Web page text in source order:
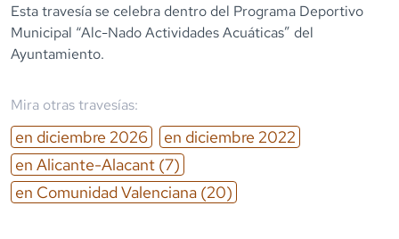
Esta travesía se celebra dentro del Programa Deportivo
Municipal “Alc-Nado Actividades Acuáticas” del
Ayuntamiento.
Mira otras travesías:
en diciembre 2026 en diciembre 2022
en Alicante-Alacant (7)
en Comunidad Valenciana (20)